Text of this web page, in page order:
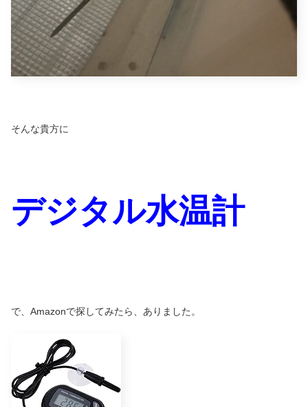
そんな貴方に
デジタル水温計
で、Amazonで探してみたら、ありました。